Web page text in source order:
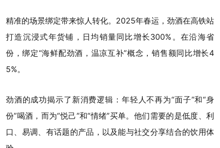
精准的场景绑定带来惊人转化。2025年春运，劲酒在高铁站
打造沉浸式年货铺，日均销量同比增长300%。在沿海省
份，绑定“海鲜配劲酒，温凉互补”概念，销售额同比增长4
5%。
劲酒的成功揭示了新消费逻辑：年轻人不再为“面子”和“身
份”喝酒，而为“悦己”和“情绪”买单。他们需要的是低度、利
口、易调、有话题的产品，以及能与社交分享结合的饮用体